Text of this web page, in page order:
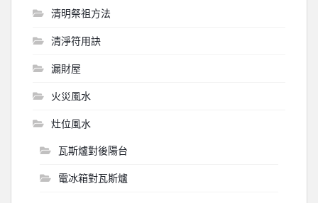
清明祭祖方法
清淨符用訣
漏財屋
火災風水
灶位風水
瓦斯爐對後陽台
電冰箱對瓦斯爐